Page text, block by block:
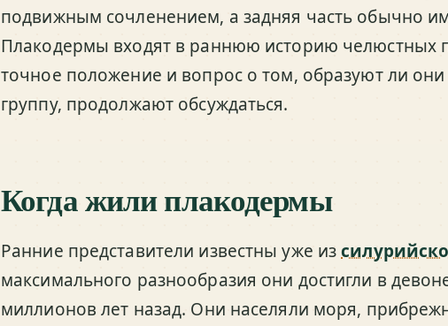
подвижным сочленением, а задняя часть обычно
Плакодермы входят в раннюю историю челюстных
точное положение и вопрос о том, образуют ли они
группу, продолжают обсуждаться.
Когда жили плакодермы
Ранние представители известны уже из
максимального разнообразия они достигли в
миллионов лет назад. Они населяли моря,